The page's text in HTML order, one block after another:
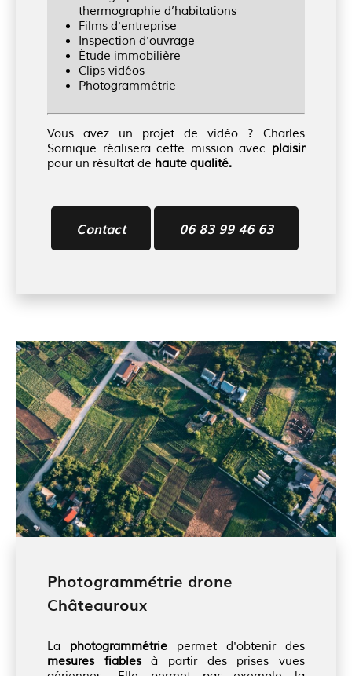
thermographie d’habitations
Films d'entreprise
Inspection d'ouvrage
Étude immobilière
Clips vidéos
Photogrammétrie
Vous avez un projet de vidéo ? Charles
Sornique réalisera cette mission avec plaisir
pour un résultat de haute qualité.
Contact 06 83 99 46 63
Photogrammétrie drone
Châteauroux
La photogrammétrie permet d'obtenir des
mesures fiablesà partir des prises vues